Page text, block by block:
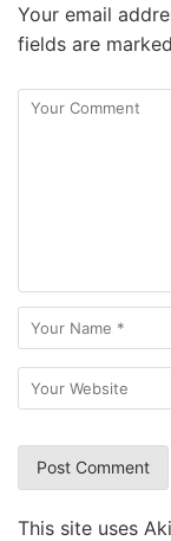
Your email
fields are marked
This site uses